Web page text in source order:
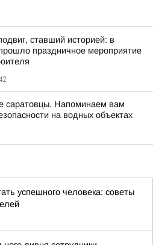
ставший историей: в
праздничное мероприятие
саратовцы. Напоминаем вам
на водных объектах
успешного человека: советы